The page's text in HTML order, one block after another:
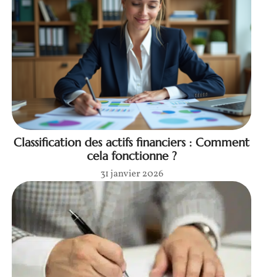
Classification des actifs financiers : Comment
cela fonctionne ?
31 janvier 2026